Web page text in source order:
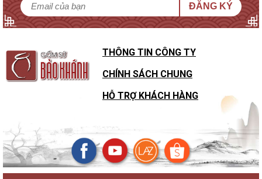
ĐĂNG KÝ
THÔNG TIN CÔNG TY
CHÍNH SÁCH CHUNG
HỖ TRỢ KHÁCH HÀNG